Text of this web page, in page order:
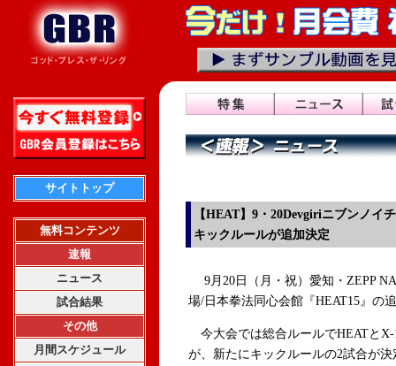
サイトトップ
無料コンテンツ
速報
ニュース
試合結果
その他
月間スケジュール
【HEAT】9・20Devgiriニブンノイ
キックルールが追加決定
9月20日（月・祝）愛知・ZEPP
場/日本拳法同心会館『HEAT15』の
今大会では総合ルールでHEATと
が、新たにキックルールの2試合が